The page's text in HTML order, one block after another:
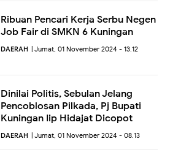
Ribuan Pencari Kerja Serbu Negen
Job Fair di SMKN 6 Kuningan
DAERAH | Jumat, 01 November 2024 - 13.12
Dinilai Politis, Sebulan Jelang
Pencoblosan Pilkada, Pj Bupati
Kuningan Iip Hidajat Dicopot
DAERAH | Jumat, 01 November 2024 - 08.13